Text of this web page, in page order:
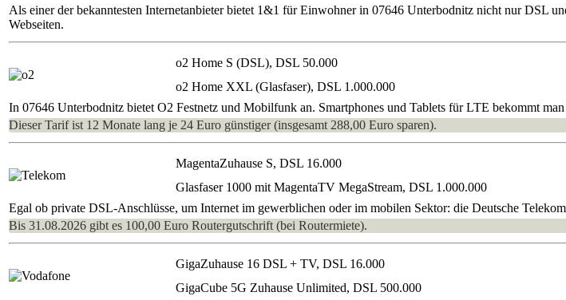
Als einer der bekanntesten Internetanbieter bietet 1&1 für Einwohner in 07646 Unterbodnitz nicht nur DSL
Webseiten.
o2 Home S (DSL), DSL 50.000
o2 Home XXL (Glasfaser), DSL 1.000.000
In 07646 Unterbodnitz bietet O2 Festnetz und Mobilfunk an. Smartphones und Tablets für LTE bekommt
Dieser Tarif ist 12 Monate lang je 24 Euro günstiger (insgesamt 288,00 Euro sparen).
MagentaZuhause S, DSL 16.000
Glasfaser 1000 mit MagentaTV MegaStream, DSL 1.000.000
Egal ob private DSL-Anschlüsse, um Internet im gewerblichen oder im mobilen Sektor: die Deutsche
Bis 31.08.2026 gibt es 100,00 Euro Routergutschrift (bei Routermiete).
GigaZuhause 16 DSL + TV, DSL 16.000
GigaCube 5G Zuhause Unlimited, DSL 500.000